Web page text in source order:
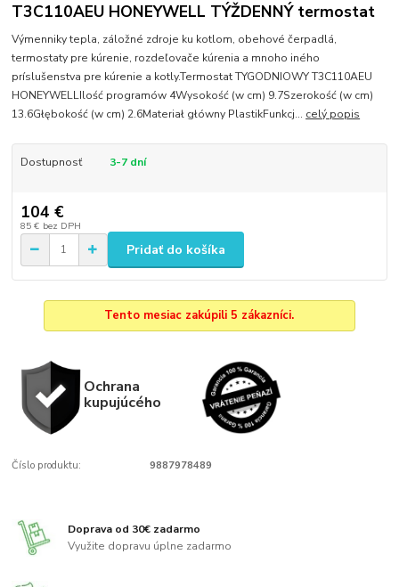
T3C110AEU HONEYWELL TÝŽDENNÝ termostat
Výmenniky tepla, záložné zdroje ku kotlom, obehové čerpadlá,
termostaty pre kúrenie, rozdeľovače kúrenia a mnoho iného
príslušenstva pre kúrenie a kotly.Termostat TYGODNIOWY T3C110AEU
HONEYWELLIlość programów 4Wysokość (w cm) 9.7Szerokość (w cm)
13.6Głębokość (w cm) 2.6Materiał główny PlastikFunkcj... celý popis
Dostupnosť 3-7 dní
104 €
85 € bez DPH
Pridať do košíka
Tento mesiac zakúpili 5 zákazníci.
Ochrana
kupujúcého
Číslo produktu: 9887978489
Doprava od 30€ zadarmo
Využite dopravu úplne zadarmo